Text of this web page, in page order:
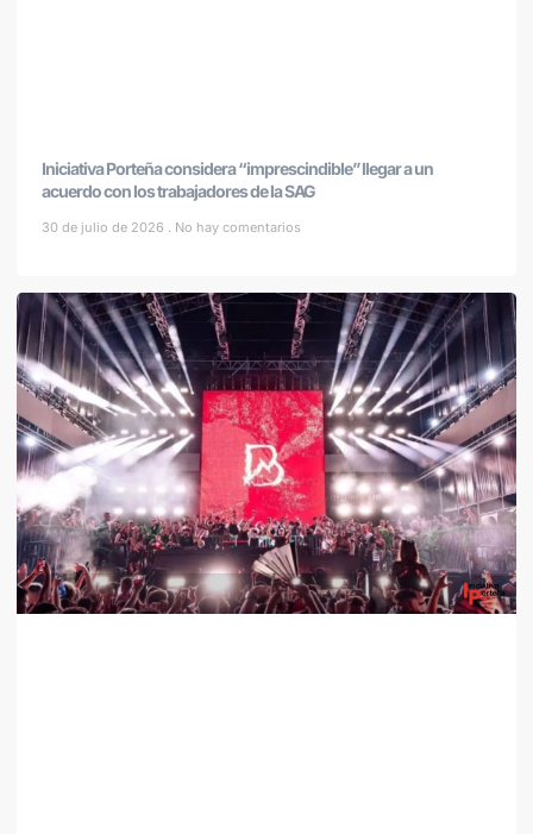
Iniciativa Porteña considera “imprescindible” llegar a un
acuerdo con los trabajadores de la SAG
30 de julio de 2026 No hay comentarios